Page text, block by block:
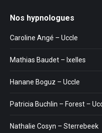
Nos hypnologues
Caroline Angé – Uccle
Mathias Baudet – Ixelles
Hanane Boguz – Uccle
Patricia Buchlin – Forest –
Nathalie Cosyn – Sterrebeek